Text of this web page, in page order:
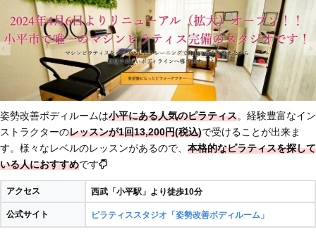
姿勢改善ボディルームは小平にある人気のピラティス。経験豊富なイン
ストラクターのレッスンが1回13,200円(税込)で受けることが出来ま
す。様々なレベルのレッスンがあるので、 本格的なピラティスを探して
いる人におすすめです
アクセス 西武「小平駅」より徒歩10分
公式サイト ピラティススタジオ「姿勢改善ボディルーム」